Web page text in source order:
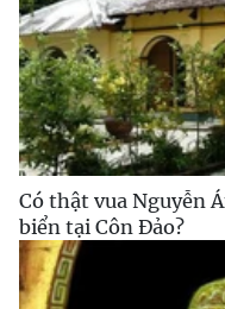
Có thật vua Nguyễn
biển tại Côn Đảo?